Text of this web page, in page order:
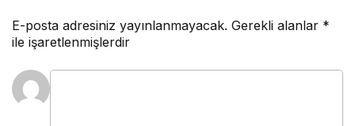
E-posta adresiniz yayınlanmayacak. Gerekli alanlar *
ile işaretlenmişlerdir